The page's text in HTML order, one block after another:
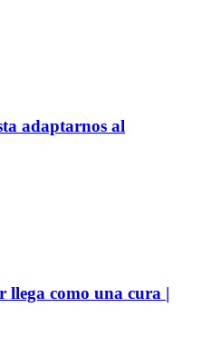
adaptarnos al
llega como una cura |